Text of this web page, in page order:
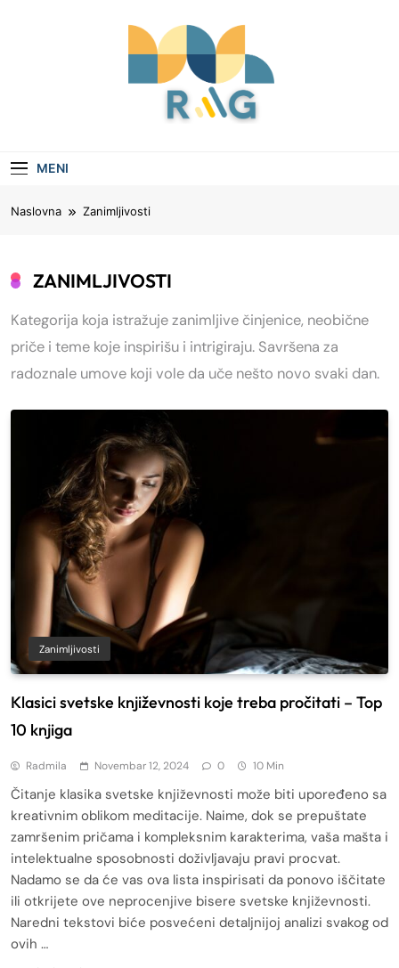
MENI
Naslovna Zanimljivosti
ZANIMLJIVOSTI
Kategorija koja istražuje zanimljive činjenice, neobične
priče i teme koje inspirišu i intrigiraju. Savršena za
radoznale umove koji vole da uče nešto novo svaki dan.
Zanimljivosti
Klasici svetske književnosti koje treba pročitati – Top
10 knjiga
Radmila Novembar 12, 2024 0 10 Min
Čitanje klasika svetske književnosti može biti upoređeno sa
kreativnim oblikom meditacije. Naime, dok se prepuštate
zamršenim pričama i kompleksnim karakterima, vaša mašta i
intelektualne sposobnosti doživljavaju pravi procvat.
Nadamo se da će vas ova lista inspirisati da ponovo iščitate
ili otkrijete ove neprocenjive bisere svetske književnosti.
Naredni tekstovi biće posvećeni detaljnijoj analizi svakog od
ovih …